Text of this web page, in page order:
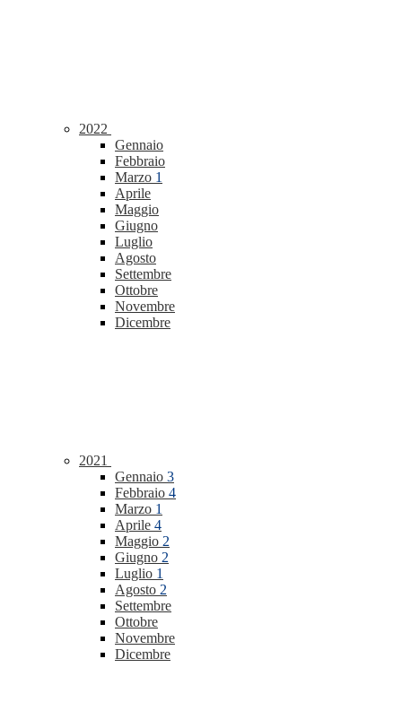
2022
Gennaio
Febbraio
Marzo 1
Aprile
Maggio
Giugno
Luglio
Agosto
Settembre
Ottobre
Novembre
Dicembre
2021
Gennaio 3
Febbraio 4
Marzo 1
Aprile 4
Maggio 2
Giugno 2
Luglio 1
Agosto 2
Settembre
Ottobre
Novembre
Dicembre